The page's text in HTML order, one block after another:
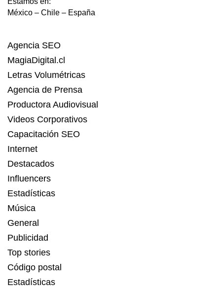
México – Chile – España
Agencia SEO
MagiaDigital.cl
Letras Volumétricas
Agencia de Prensa
Productora Audiovisual
Videos Corporativos
Capacitación SEO
Internet
Destacados
Influencers
Estadísticas
Música
General
Publicidad
Top stories
Código postal
Estadísticas